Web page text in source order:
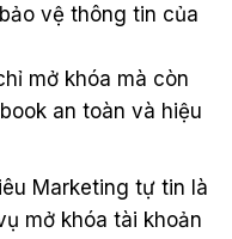
vệ thông tin của
mở khóa mà còn
an toàn và hiệu
Marketing tự tin là
mở khóa tài khoản